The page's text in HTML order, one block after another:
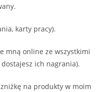
karty pracy).
mną online ze wszystkimi
ich nagrania).
na produkty w moim